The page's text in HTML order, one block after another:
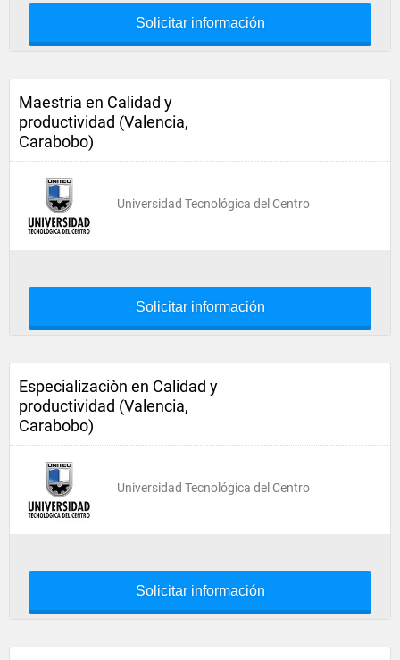
Solicitar información
Maestria en Calidad y
productividad (Valencia,
Carabobo)
Universidad Tecnológica del Centro
Solicitar información
Especializaciòn en Calidad y
productividad (Valencia,
Carabobo)
Universidad Tecnológica del Centro
Solicitar información